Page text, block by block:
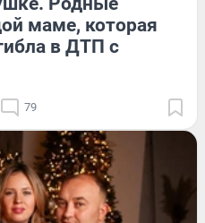
маме, которая
в ДТП с
79